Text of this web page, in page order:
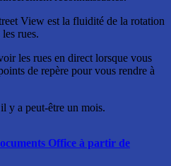
View est la fluidité de la rotation
rues.
les rues en direct lorsque vous
de repère pour vous rendre à
y a peut-être un mois.
Office à partir de